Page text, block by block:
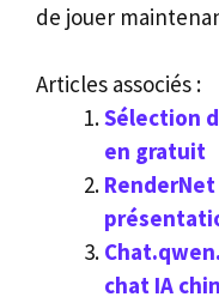
de jouer
Articles associés :
Sélection
en gratuit
chat IA